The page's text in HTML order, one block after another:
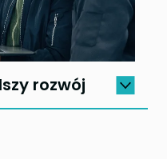
rozwój